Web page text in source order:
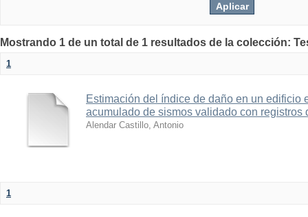
Mostrando 1 de un total de 1 resultados de la colección:
1
Estimación del índice de daño en un edificio
acumulado de sismos validado con registros
Alendar Castillo, Antonio
1